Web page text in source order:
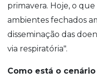
primavera. Hoje, o
ambientes fechados
disseminação das
via respiratória".
Como está o